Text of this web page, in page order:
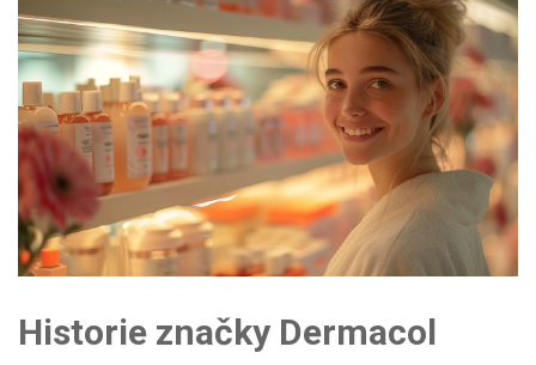
Historie značky Dermacol